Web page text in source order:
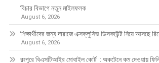
বিচার বিভাগে নতুন মাইলফলক
August 6, 2026
শিক্ষার্থীদের জন্য দারাজে এক্সক্লুসিভ ডিসকাউন্ট নিয়ে আসছে
August 6, 2026
রংপুরে বিএসটিআইর মোবাইল কোর্ট : অকটেনে কম দেওয়ায়